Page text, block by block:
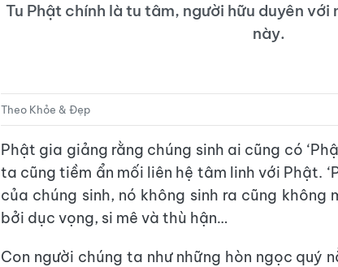
Tu Phật chính là tu tâm, người hữu duyên
này.
Theo Khỏe & Đẹp
Phật gia giảng rằng chúng sinh ai cũng có
ta cũng tiềm ẩn mối liên hệ tâm linh với Phật.
của chúng sinh, nó không sinh ra cũng
bởi dục vọng, si mê và thù hận…
Con người chúng ta như những hòn ngọc quý